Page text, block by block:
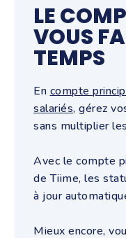
LE
VOUS
TEMPS
En compte
salariés, gérez
sans multiplier
Avec le compte
de Tiime, les
à jour
Mieux encore,